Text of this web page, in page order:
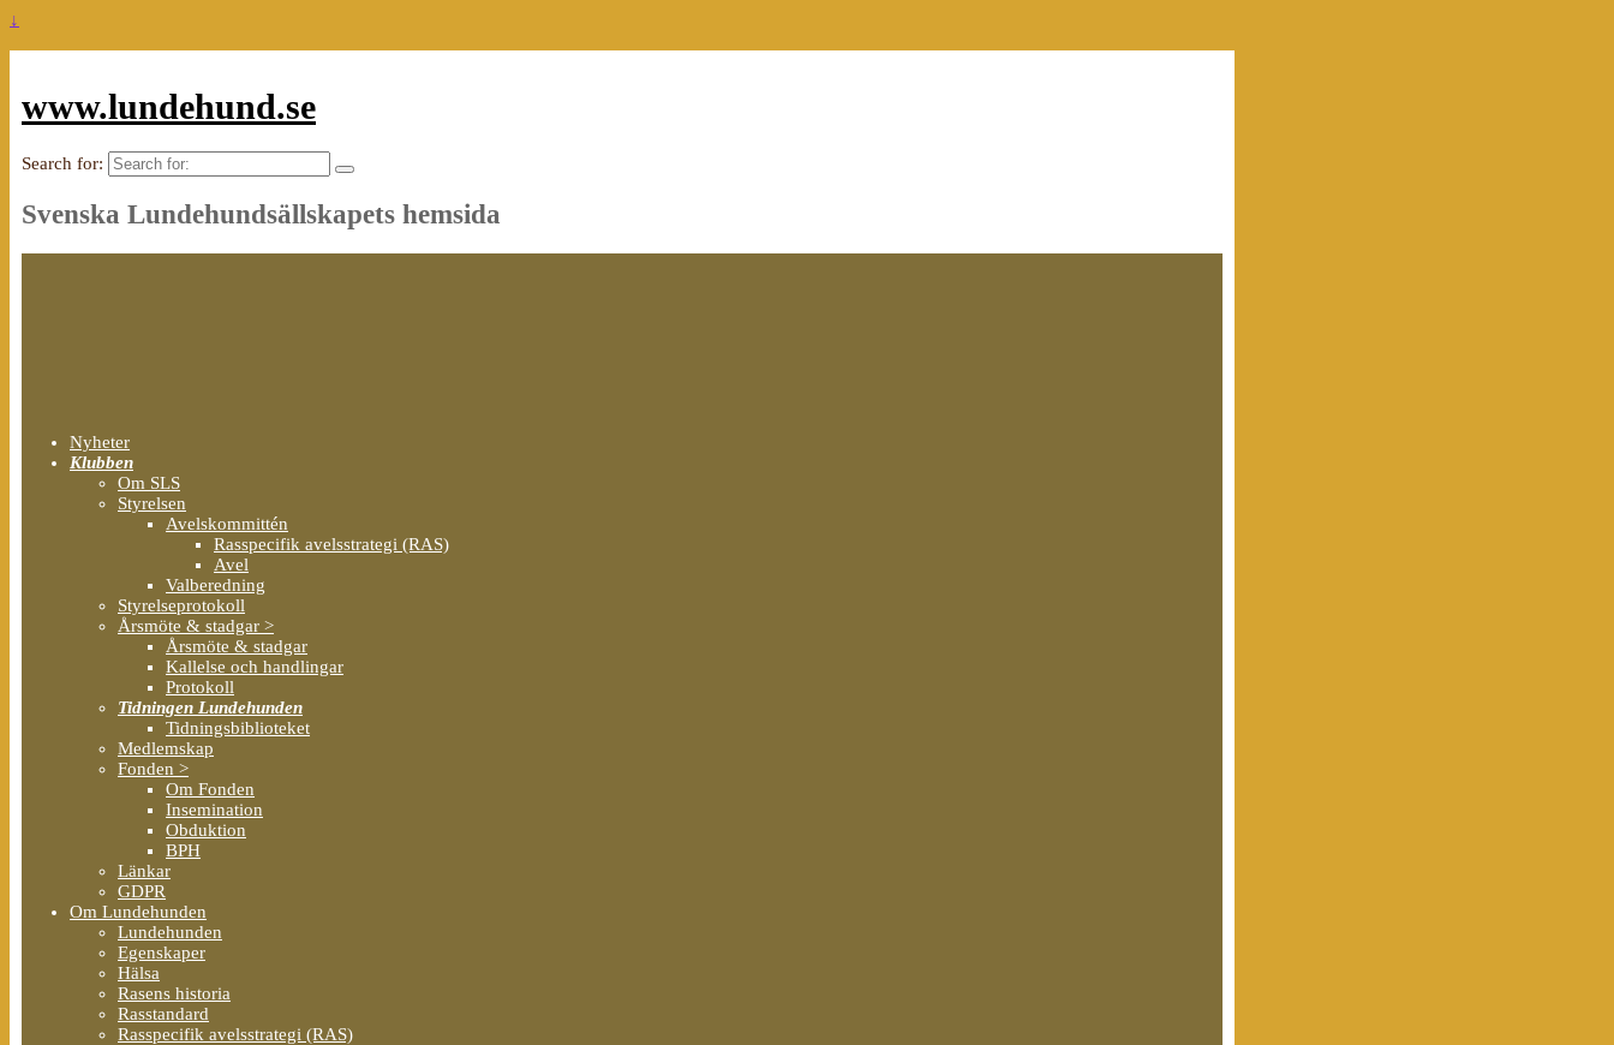
↓
www.lundehund.se
Search for:
Svenska Lundehundsällskapets hemsida
Nyheter
Klubben
Om SLS
Styrelsen
Avelskommittén
Rasspecifik avelsstrategi (RAS)
Avel
Valberedning
Styrelseprotokoll
Årsmöte & stadgar >
Årsmöte & stadgar
Kallelse och handlingar
Protokoll
Tidningen Lundehunden
Tidningsbiblioteket
Medlemskap
Fonden >
Om Fonden
Insemination
Obduktion
BPH
Länkar
GDPR
Om Lundehunden
Lundehunden
Egenskaper
Hälsa
Rasens historia
Rasstandard
Rasspecifik avelsstrategi (RAS)